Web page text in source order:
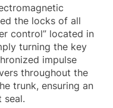
the locks of all
control” located in
turning the key
impulse
throughout the
trunk, ensuring an
seal.